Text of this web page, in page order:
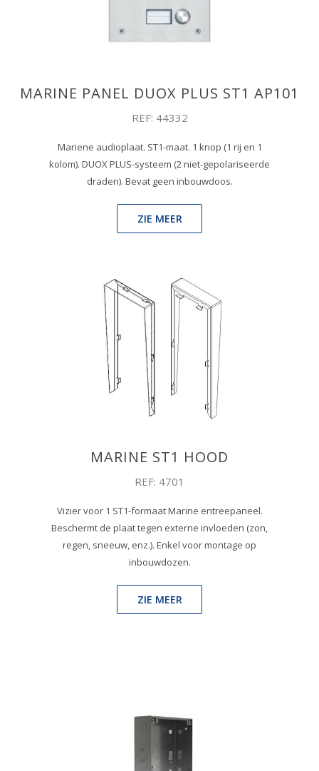
MARINE PANEL DUOX PLUS ST1 AP101
REF: 44332
Mariene audioplaat. ST1-maat. 1 knop (1 rij en 1
kolom). DUOX PLUS-systeem (2 niet-gepolariseerde
draden). Bevat geen inbouwdoos.
ZIE MEER
MARINE ST1 HOOD
REF: 4701
Vizier voor 1 ST1-formaat Marine entreepaneel.
Beschermt de plaat tegen externe invloeden (zon,
regen, sneeuw, enz.). Enkel voor montage op
inbouwdozen.
ZIE MEER